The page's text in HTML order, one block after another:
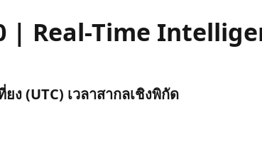
| Real-Time
ง (UTC) เวลาสากลเชิงพิกัด